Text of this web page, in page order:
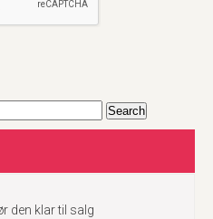
den klar til salg